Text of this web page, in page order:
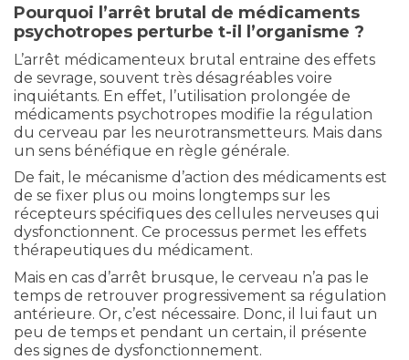
Pourquoi l’arrêt brutal de médicaments
psychotropes perturbe t-il l’organisme ?
L’arrêt médicamenteux brutal entraine des effets
de sevrage, souvent très désagréables voire
inquiétants. En effet, l’utilisation prolongée de
médicaments psychotropes modifie la régulation
du cerveau par les neurotransmetteurs. Mais dans
un sens bénéfique en règle générale.
De fait, le mécanisme d’action des médicaments est
de se fixer plus ou moins longtemps sur les
récepteurs spécifiques des cellules nerveuses qui
dysfonctionnent. Ce processus permet les effets
thérapeutiques du médicament.
Mais en cas d’arrêt brusque, le cerveau n’a pas le
temps de retrouver progressivement sa régulation
antérieure. Or, c’est nécessaire. Donc, il lui faut un
peu de temps et pendant un certain, il présente
des signes de dysfonctionnement.